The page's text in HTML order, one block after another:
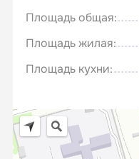
Площадь общая:
Площадь жилая:
Площадь кухни: